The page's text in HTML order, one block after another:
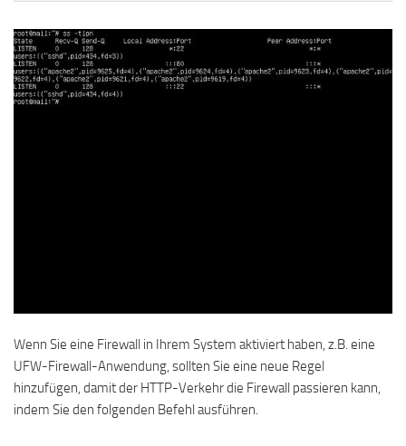
Wenn Sie eine Firewall in Ihrem System aktiviert haben, z.B. eine
UFW-Firewall-Anwendung, sollten Sie eine neue Regel
hinzufügen, damit der HTTP-Verkehr die Firewall passieren kann,
indem Sie den folgenden Befehl ausführen.